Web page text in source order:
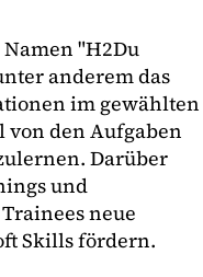
"H2Du
anderem das
im gewählten
von den Aufgaben
Darüber
und
neue
Skills fördern.